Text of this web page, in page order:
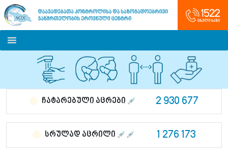
ჩატარებული აცრები 2 930 677
სრულად აცრილი 1 276 173